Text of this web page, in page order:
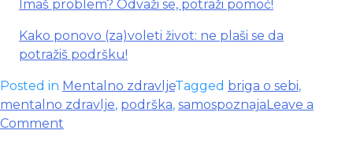
Imaš problem? Odvaži se, potraži pomoć!
Kako ponovo (za)voleti život: ne plaši se da
potražiš podršku!
Posted in Mentalno zdravljeTagged briga o sebi,
mentalno zdravlje, podrška, samospoznajaLeave a
Comment